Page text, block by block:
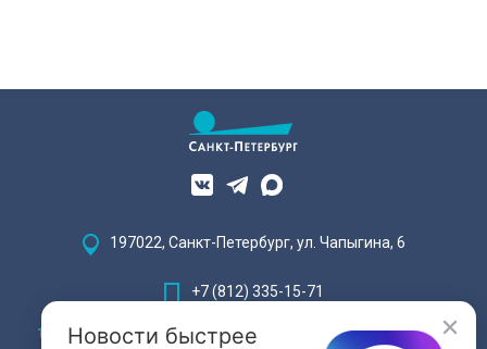
Новости быстрее
197022, Санкт-Петербург, ул. Чапыгина, 6
+7 (812) 335-15-71
Внимание! Отдельные видеоматериалы, размещенные на настоящем
сайте, могут содержать информацию, предназначенную для лиц,